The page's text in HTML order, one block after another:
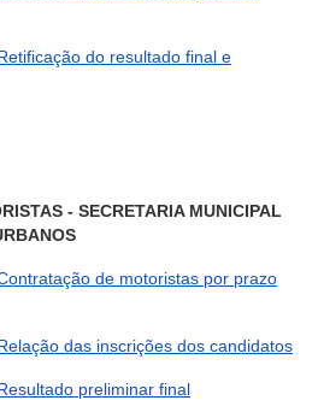
do resultado final e
- SECRETARIA MUNICIPAL
de motoristas por prazo
das inscrições dos candidatos
preliminar final